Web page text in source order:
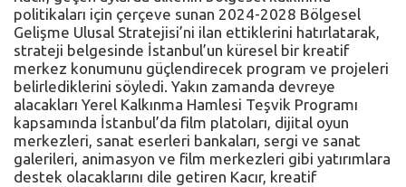
politikaları için çerçeve sunan 2024-2028 Bölgesel
Gelişme Ulusal Stratejisi’ni ilan ettiklerini hatırlatarak,
strateji belgesinde İstanbul’un küresel bir kreatif
merkez konumunu güçlendirecek program ve projeleri
belirlediklerini söyledi. Yakın zamanda devreye
alacakları Yerel Kalkınma Hamlesi Teşvik Programı
kapsamında İstanbul’da film platoları, dijital oyun
merkezleri, sanat eserleri bankaları, sergi ve sanat
galerileri, animasyon ve film merkezleri gibi yatırımlara
destek olacaklarını dile getiren Kacır, kreatif